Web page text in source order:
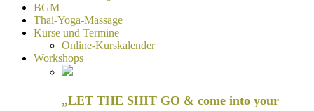
BGM
Thai-Yoga-Massage
Kurse und Termine
Online-Kurskalender
Workshops
„LET THE SHIT GO & come into your